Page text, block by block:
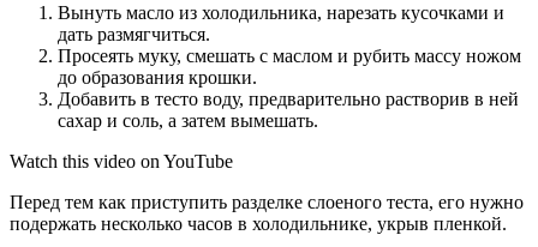
Вынуть масло из холодильника, нарезать кусочками и
дать размягчиться.
Просеять муку, смешать с маслом и рубить массу ножом
до образования крошки.
Добавить в тесто воду, предварительно растворив в ней
сахар и соль, а затем вымешать.
Watch this video on YouTube
Перед тем как приступить разделке слоеного теста, его нужно
подержать несколько часов в холодильнике, укрыв пленкой.